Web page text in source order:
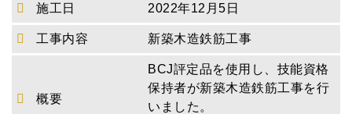
施工日 2022年12月5日
工事内容 新築木造鉄筋工事
概要
BCJ評定品を使用し、技能資格
保持者が新築木造鉄筋工事を行
いました。